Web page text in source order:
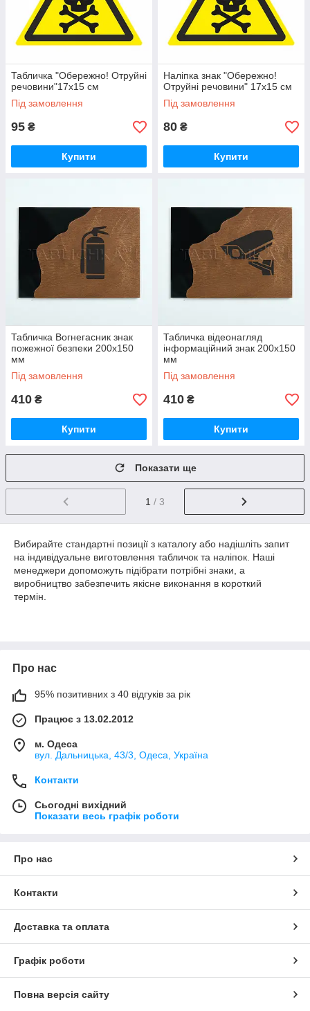
Табличка "Обережно! Отруйні
речовини"17х15 см
Під замовлення
95 ₴
Купити
Наліпка знак "Обережно!
Отруйні речовини" 17х15 см
Під замовлення
80 ₴
Купити
Табличка Вогнегасник знак
пожежної безпеки 200х150
мм
Під замовлення
410 ₴
Купити
Табличка відеонагляд
інформаційний знак 200х150
мм
Під замовлення
410 ₴
Купити
Показати ще
1 / 3
Вибирайте стандартні позиції з каталогу або надішліть запит
на індивідуальне виготовлення табличок та наліпок. Наші
менеджери допоможуть підібрати потрібні знаки, а
виробництво забезпечить якісне виконання в короткий
термін.
Про нас
95% позитивних з 40 відгуків за рік
Працює з 13.02.2012
м. Одеса
вул. Дальницька, 43/3, Одеса, Україна
Контакти
Сьогодні вихідний
Показати весь графік роботи
Про нас
Контакти
Доставка та оплата
Графік роботи
Повна версія сайту